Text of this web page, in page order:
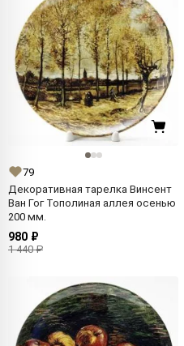
79
Декоративная тарелка Винсент
Ван Гог Тополиная аллея осенью
200 мм.
980 ₽
1 440 ₽